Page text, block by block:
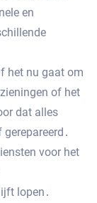
en
het nu gaat om
of het
dat alles
voor het
lopen․